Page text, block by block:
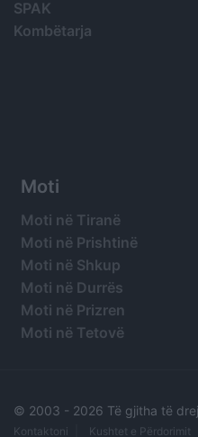
SPAK
Kombëtarja
Moti
Moti në Tiranë
Moti në Prishtinë
Moti në Shkup
Moti në Durrës
Moti në Prizren
Moti në Tetovë
© 2003 - 2026 Të gjitha të
Kontaktoni Kushtet e Përdorimit